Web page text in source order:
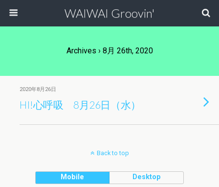
WAIWAI Groovin'
Archives › 8月 26th, 2020
2020年8月26日
HI!心呼吸 8月26日（水）
Back to top
Mobile Desktop